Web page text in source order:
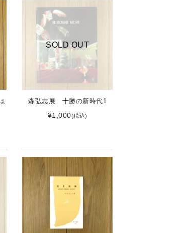
SOLD OUT
森弘志展 十勝の新時代1
¥1,000(税込)